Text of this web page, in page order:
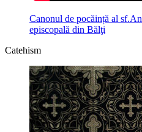
Canonul de pocăință al
episcopală din Bălţi
Catehism